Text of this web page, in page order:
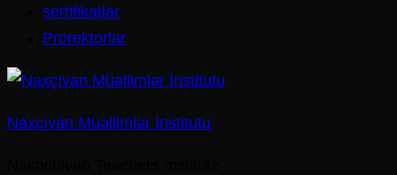
sertifikatlar
Prorektorlar
Naxçıvan Müəllimlər İnstitutu